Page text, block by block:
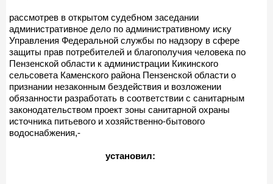
рассмотрев в открытом судебном заседании
административное дело по административному иску
Управления Федеральной службы по надзору в сфере
защиты прав потребителей и благополучия человека по
Пензенской области к администрации Кикинского
сельсовета Каменского района Пензенской области о
признании незаконным бездействия и возложении
обязанности разработать в соответствии с санитарным
законодательством проект зоны санитарной охраны
источника питьевого и хозяйственно-бытового
водоснабжения,-
установил: